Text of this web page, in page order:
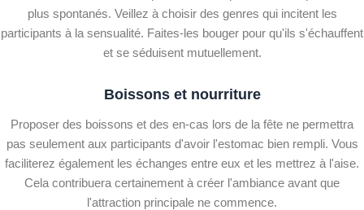
plus spontanés. Veillez à choisir des genres qui incitent les
participants à la sensualité. Faites-les bouger pour qu'ils s'échauffent
et se séduisent mutuellement.
Boissons et nourriture
Proposer des boissons et des en-cas lors de la fête ne permettra
pas seulement aux participants d'avoir l'estomac bien rempli. Vous
faciliterez également les échanges entre eux et les mettrez à l'aise.
Cela contribuera certainement à créer l'ambiance avant que
l'attraction principale ne commence.